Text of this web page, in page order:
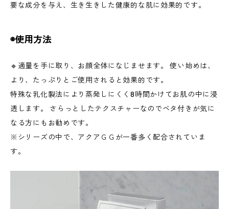
要な成分を与え、生き生きした健康的な肌に効果的です。
◉使用方法
🔹適量を手に取り、お顔全体になじませます。 使い始めは、
より、たっぷりとご使用されると効果的です。
特殊な乳化製法により蒸発しにくく8時間かけてお肌の中に浸
透します。 さらっとしたテクスチャーなのでベタ付きが気に
なる方にもお勧めです。
※シリーズの中で、アクアＧＧが一番多く配合されていま
す。